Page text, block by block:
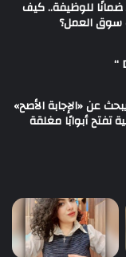
للوظيفة.. كيف
سوق العمل؟
عن «الإجابة الأصح»
تفتح أبوابًا مغلقة